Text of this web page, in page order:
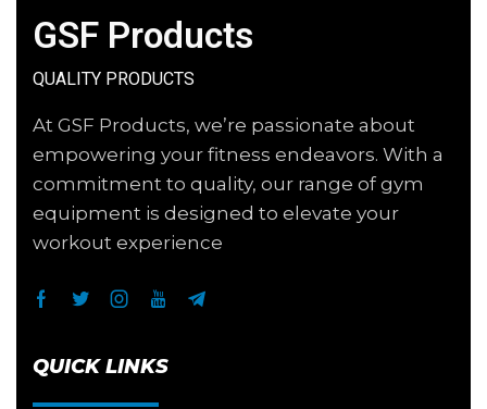
GSF Products
QUALITY PRODUCTS
At GSF Products, we’re passionate about
empowering your fitness endeavors. With a
commitment to quality, our range of gym
equipment is designed to elevate your
workout experience
QUICK LINKS